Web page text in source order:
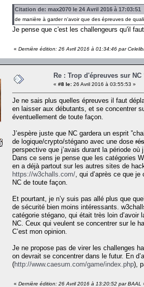
Citation de: max2070 le 24 Avril 2016 à 17:03:51
de manière à garder n'avoir que des épreuves de
Je pense que c'est les challengeurs qu'il
« Dernière édition: 26 Avril 2016 à 01:34:46 par Celelibi
Re : Trop d'épreuves sur NC
« #8 le: 26 Avril 2016 à 03:55:53 »
Je ne sais plus quelles épreuves il faut
en laisser aux débutants, et se concentrer
éventuellement de toute façon.
J’espère juste que NC gardera un esprit
de logique/crypto/stégano avec une dose
perspective que j’avais durant la période
Dans ce sens je pense que les catégories
en a déjà partout sur les autres sites de
https://w3challs.com/ , qui d’après ce que
NC de toute façon.
Et pourtant, je n’y suis pas allé plus que
de sécurité bien moins intéressants.
catégorie stégano, qui était très loin d’avoir
NC. Ceux qui veulent se concentrer sur le
C’est mon opinion.
Je ne propose pas de virer les challenges
on devrait se concentrer dans le futur. En
(http://www.caesum.com/game/index.php),
« Dernière édition: 26 Avril 2016 à 13:20:52 par BAAL